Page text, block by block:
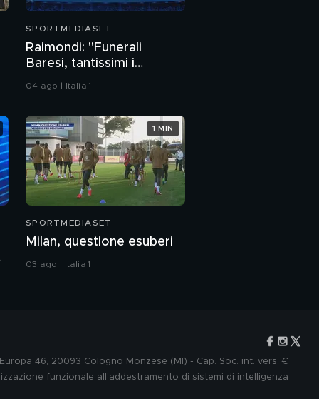
SPORTMEDIASET
Raimondi: "Funerali
Baresi, tantissimi i
campioni in lacrime. Sono
04 ago | Italia 1
SPORTMEDIASET
Milan, questione esuberi
03 ago | Italia 1
1 MIN
46, 20093 Cologno Monzese (MI) - Cap. Soc. int. vers. €
funzionale all'addestramento di sistemi di intelligenza